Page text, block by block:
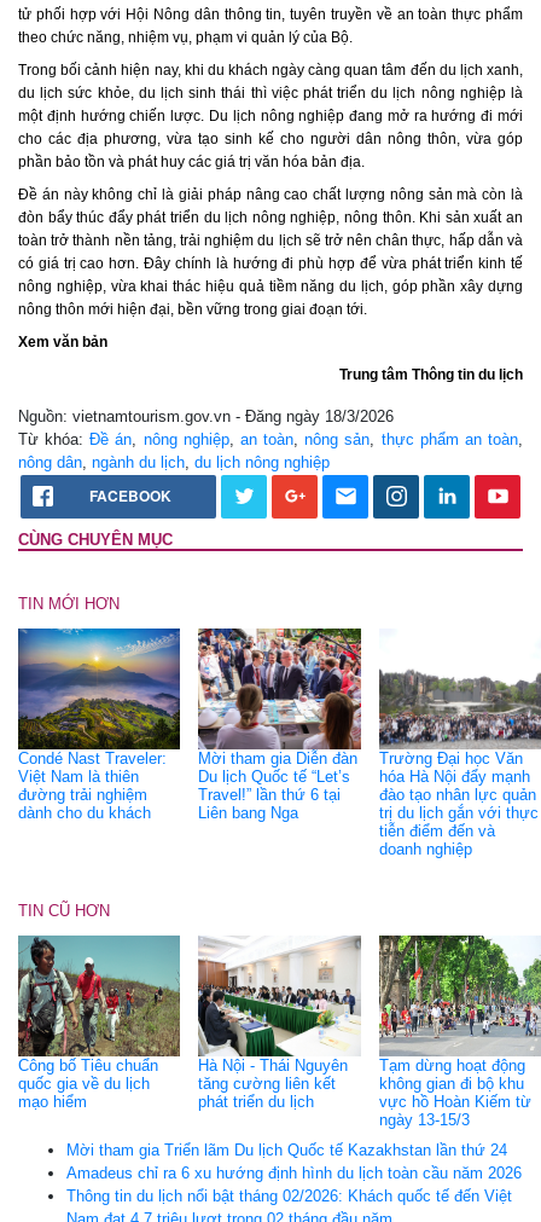
tử phối hợp với Hội Nông dân thông tin, tuyên truyền về an toàn thực phẩm
theo chức năng, nhiệm vụ, phạm vi quản lý của Bộ.
Trong bối cảnh hiện nay, khi du khách ngày càng quan tâm đến du lịch xanh,
du lịch sức khỏe, du lịch sinh thái thì việc phát triển du lịch nông nghiệp là
một định hướng chiến lược. Du lịch nông nghiệp đang mở ra hướng đi mới
cho các địa phương, vừa tạo sinh kế cho người dân nông thôn, vừa góp
phần bảo tồn và phát huy các giá trị văn hóa bản địa.
Đề án này không chỉ là giải pháp nâng cao chất lượng nông sản mà còn là
đòn bẩy thúc đẩy phát triển du lịch nông nghiệp, nông thôn. Khi sản xuất an
toàn trở thành nền tảng, trải nghiệm du lịch sẽ trở nên chân thực, hấp dẫn và
có giá trị cao hơn. Đây chính là hướng đi phù hợp để vừa phát triển kinh tế
nông nghiệp, vừa khai thác hiệu quả tiềm năng du lịch, góp phần xây dựng
nông thôn mới hiện đại, bền vững trong giai đoạn tới.
Xem văn bản
Trung tâm Thông tin du lịch
Nguồn: vietnamtourism.gov.vn - Đăng ngày 18/3/2026
Từ khóa:Đề án, nông nghiệp, an toàn,nông sản, thực phẩm an toàn,
nông dân, ngành du lịch, du lịch nông nghiệp
FACEBOOK
CÙNG CHUYÊN MỤC
TIN MỚI HƠN
Condé Nast Traveler:
Việt Nam là thiên
đường trải nghiệm
dành cho du khách
Mời tham gia Diễn đàn
Du lịch Quốc tế “Let’s
Travel!” lần thứ 6 tại
Liên bang Nga
Trường Đại học Văn
hóa Hà Nội đẩy mạnh
đào tạo nhân lực quản
trị du lịch gắn với thực
tiễn điểm đến và
doanh nghiệp
TIN CŨ HƠN
Công bố Tiêu chuẩn
quốc gia về du lịch
mạo hiểm
Hà Nội - Thái Nguyên
tăng cường liên kết
phát triển du lịch
Tạm dừng hoạt động
không gian đi bộ khu
vực hồ Hoàn Kiếm từ
ngày 13-15/3
Mời tham gia Triển lãm Du lịch Quốc tế Kazakhstan lần thứ 24
Amadeus chỉ ra 6 xu hướng định hình du lịch toàn cầu năm 2026
Thông tin du lịch nổi bật tháng 02/2026: Khách quốc tế đến Việt